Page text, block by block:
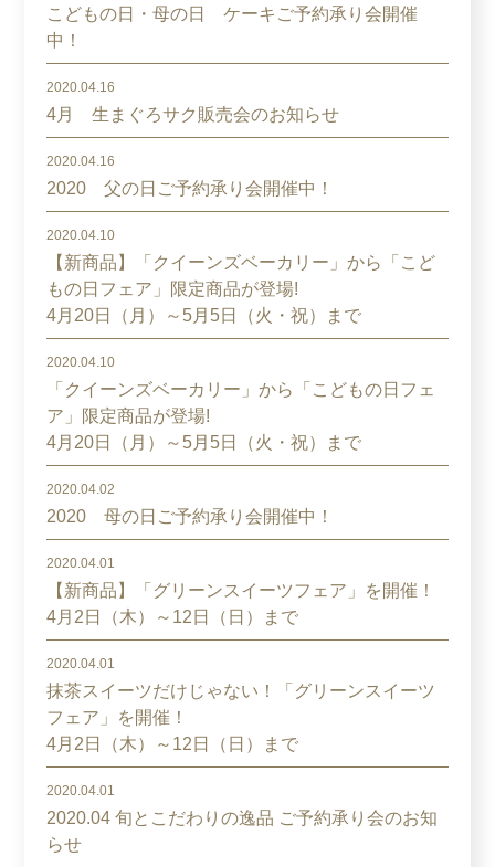
こどもの日・母の日 ケーキご予約承り会開催
中！
2020.04.16
4月 生まぐろサク販売会のお知らせ
2020.04.16
2020 父の日ご予約承り会開催中！
2020.04.10
【新商品】「クイーンズベーカリー」から「こど
もの日フェア」限定商品が登場!
4月20日（月）～5月5日（火・祝）まで
2020.04.10
「クイーンズベーカリー」から「こどもの日フェ
ア」限定商品が登場!
4月20日（月）～5月5日（火・祝）まで
2020.04.02
2020 母の日ご予約承り会開催中！
2020.04.01
【新商品】「グリーンスイーツフェア」を開催！
4月2日（木）～12日（日）まで
2020.04.01
抹茶スイーツだけじゃない！「グリーンスイーツ
フェア」を開催！
4月2日（木）～12日（日）まで
2020.04.01
2020.04 旬とこだわりの逸品 ご予約承り会のお知
らせ